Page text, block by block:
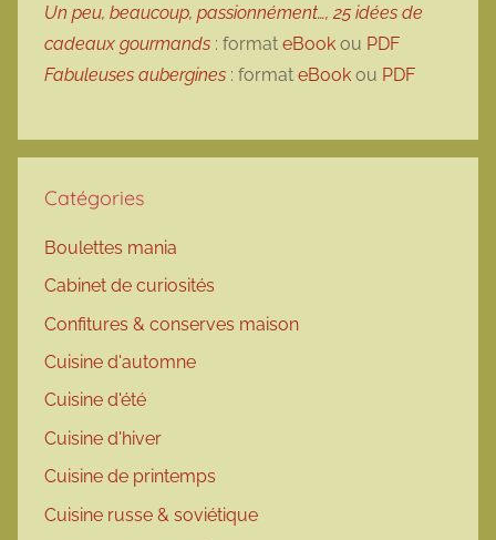
Un peu, beaucoup, passionnément…, 25 idées de
cadeaux gourmands : format eBook ou PDF
Fabuleuses aubergines : format eBook ou PDF
Catégories
Boulettes mania
Cabinet de curiosités
Confitures & conserves maison
Cuisine d'automne
Cuisine d'été
Cuisine d'hiver
Cuisine de printemps
Cuisine russe & soviétique